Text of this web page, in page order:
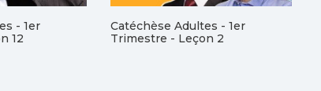
- 1er
12
Catéchèse Adultes - 1er
Trimestre - Leçon 2